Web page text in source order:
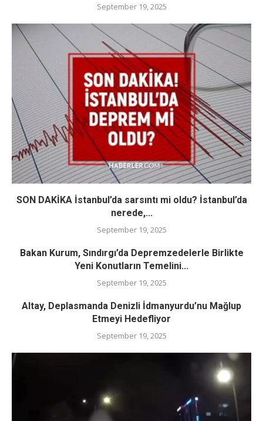
September 19, 2025
SON DAKİKA İstanbul’da sarsıntı mi oldu? İstanbul’da
nerede,...
September 19, 2025
Bakan Kurum, Sındırgı’da Depremzedelerle Birlikte
Yeni Konutların Temelini...
September 19, 2025
Altay, Deplasmanda Denizli İdmanyurdu’nu Mağlup
Etmeyi Hedefliyor
September 19, 2025